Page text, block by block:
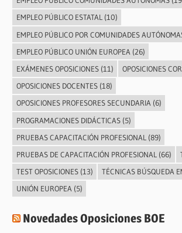
EMPLEO PÚBLICO ESTATAL(10)
EMPLEO PÚBLICO POR COMUNIDADES
EMPLEO PÚBLICO UNIÓN EUROPEA (26)
EXÁMENES OPOSICIONES(11) OPOSICIONES
OPOSICIONES DOCENTES(18)
OPOSICIONES PROFESORES SECUNDARIA(6)
PROGRAMACIONES DIDÁCTICAS(5)
PRUEBAS CAPACITACIÓN PROFESIONAL (89)
PRUEBAS DE CAPACITACIÓN PROFESIONAL (66)
TEST OPOSICIONES(13) TÉCNICAS BÚSQUEDA
UNIÓN EUROPEA(5)
Novedades Oposiciones BOE